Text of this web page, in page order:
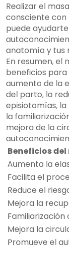
Realizar el
consciente con
puede
anatomía y tus
En resumen, el
beneficios
aumento de la
del parto, la
episiotomías,
la
mejora de la
Beneficios
Aumenta la
Facilita el
Reduce el
Mejora la
Mejora la
Promueve el